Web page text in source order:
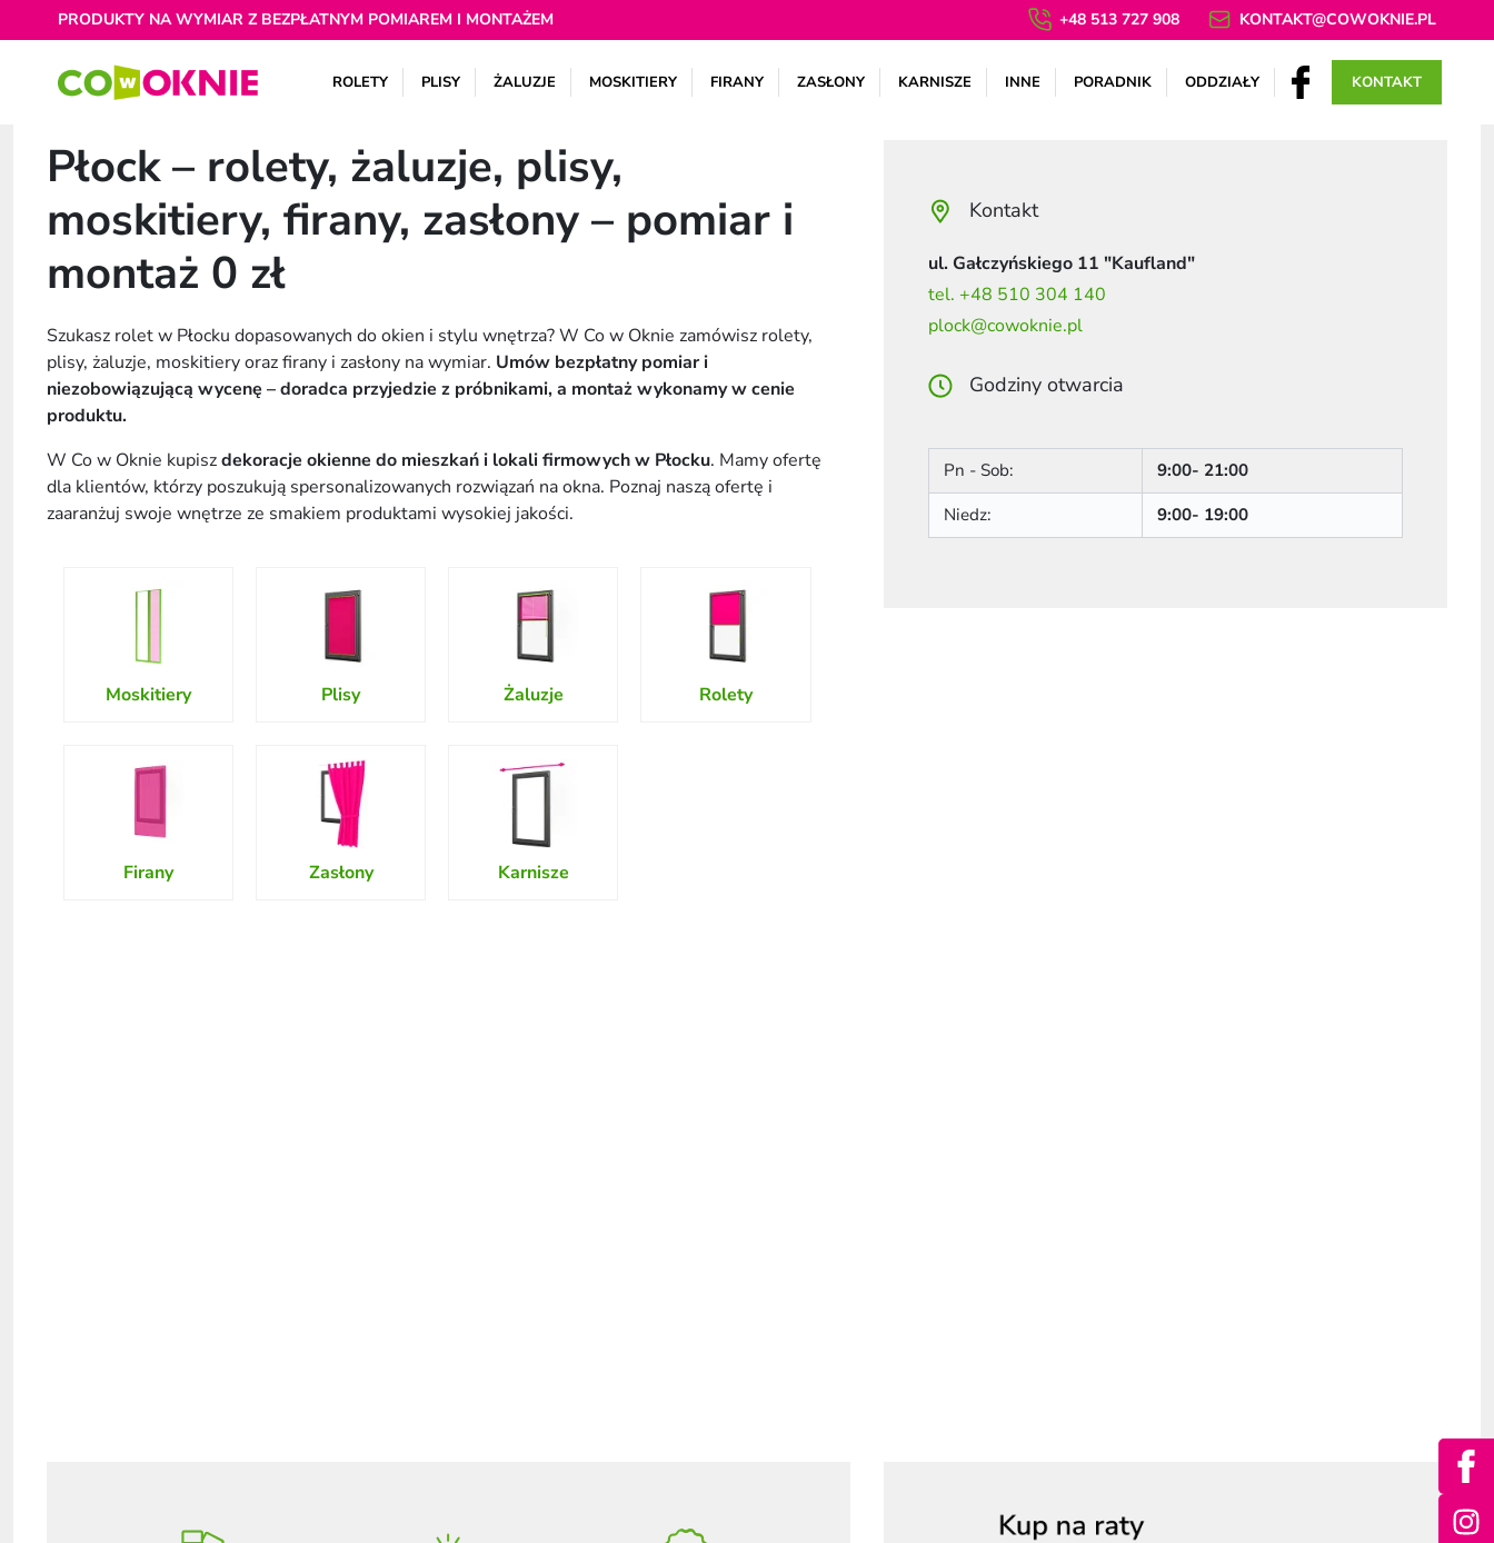
PRODUKTY NA WYMIAR Z BEZPŁATNYM POMIAREM I MONTAŻEM +48 513 727 908 KONTAKT@COWOKNIE.PL
ROLETY PLISY ŻALUZJE MOSKITIERY FIRANY ZASŁONY KARNISZE INNE PORADNIK ODDZIAŁY KONTAKT
Płock – rolety, żaluzje, plisy,
moskitiery, firany, zasłony – pomiar i
montaż 0 zł
Szukasz rolet w Płocku dopasowanych do okien i stylu wnętrza? W Co w Oknie zamówisz rolety,
plisy, żaluzje, moskitiery oraz firany i zasłony na wymiar. Umów bezpłatny pomiar i
niezobowiązującą wycenę – doradca przyjedzie z próbnikami, a montaż wykonamy w cenie
produktu.
W Co w Oknie kupiszdekoracje okienne do mieszkań i lokali firmowych w Płocku. Mamy ofertę
dla klientów, którzy poszukują spersonalizowanych rozwiązań na okna. Poznaj naszą ofertę i
zaaranżuj swoje wnętrze ze smakiem produktami wysokiej jakości.
Moskitiery Plisy Żaluzje Rolety
Firany Zasłony Karnisze
Kontakt
ul. Gałczyńskiego 11 "Kaufland"
tel. +48 510 304 140
plock@cowoknie.pl
Godziny otwarcia
Pn - Sob:
9:00- 21:00
Niedz:
9:00- 19:00